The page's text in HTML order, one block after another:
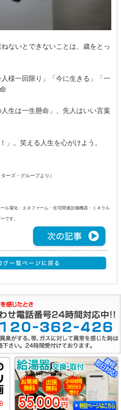
ないとできないことは、歳をとっ
人様一回限り」「今に生きる」「一
人生は一生懸命」、先人はいい言葉
」。笑える人生を心がけよう。
ーズ・グループより）
ル電化・エネファーム・住宅関連設備機器・ミネラル
です。